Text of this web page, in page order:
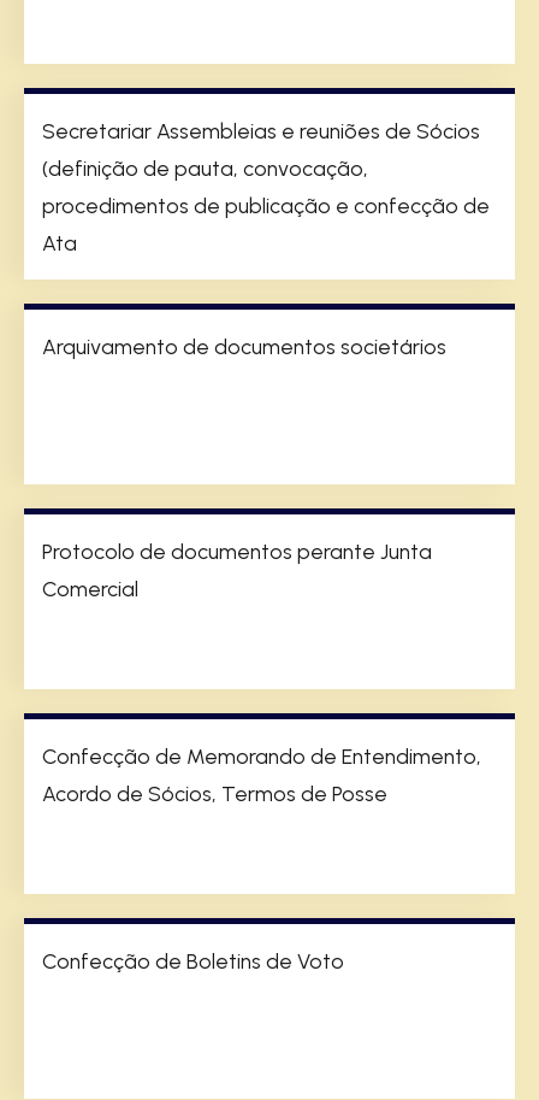
Secretariar Assembleias e reuniões de Sócios
(definição de pauta, convocação,
procedimentos de publicação e confecção de
Ata
Arquivamento de documentos societários
Protocolo de documentos perante Junta
Comercial
Confecção de Memorando de Entendimento,
Acordo de Sócios, Termos de Posse
Confecção de Boletins de Voto